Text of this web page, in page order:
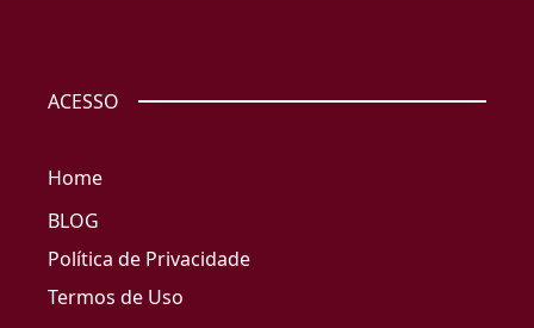
ACESSO
Home
BLOG
Política de Privacidade
Termos de Uso